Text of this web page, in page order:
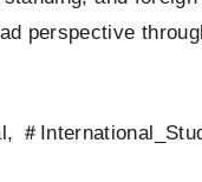
perspective
＃